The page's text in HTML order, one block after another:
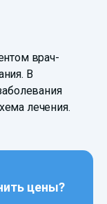
врач-
В
лечения.
цены?